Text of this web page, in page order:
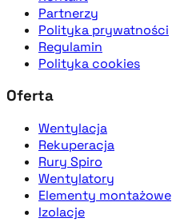
Partnerzy
Polityka prywatności
Regulamin
Polityka cookies
Oferta
Wentylacja
Rekuperacja
Rury Spiro
Wentylatory
Elementy montażowe
Izolacje